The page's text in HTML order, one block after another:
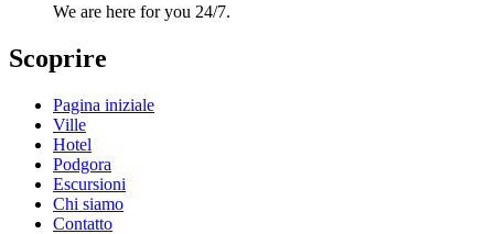
We are here for you 24/7.
Scoprire
Pagina iniziale
Ville
Hotel
Podgora
Escursioni
Chi siamo
Contatto